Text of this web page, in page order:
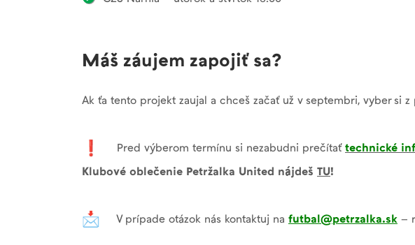
Máš záujem zapojiť sa?
Ak ťa tento projekt zaujal a chceš začať už v septembri, vyber si
Pred výberom termínu si nezabudni prečítať technické
Klubové oblečenie Petržalka United nájdeš TU!
V prípade otázok nás kontaktuj na futbal@petrzalka.sk –